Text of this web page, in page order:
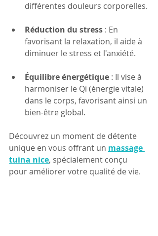
différentes douleurs corporelles.
Réduction du stress : En
favorisant la relaxation, il aide à
diminuer le stress et l'anxiété.
Équilibre énergétique : Il vise à
harmoniser le Qi (énergie vitale)
dans le corps, favorisant ainsi un
bien-être global.
Découvrez un moment de détente
unique en vous offrant un massage
tuina nice, spécialement conçu
pour améliorer votre qualité de vie.